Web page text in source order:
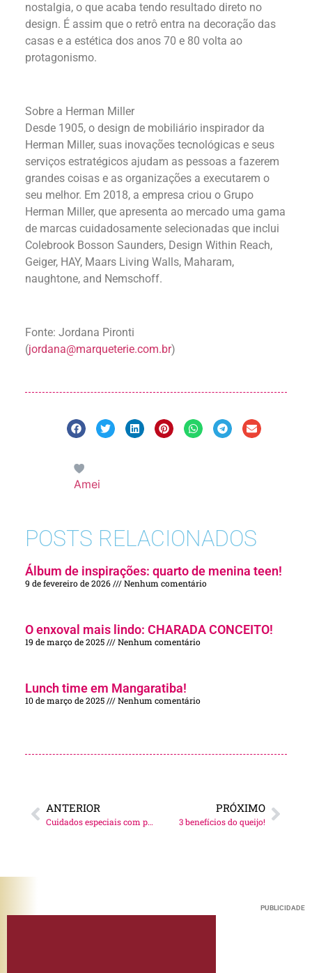
nostalgia, o que acaba tendo resultado direto no
design. É assim que o retrô entra na decoração das
casas e a estética dos anos 70 e 80 volta ao
protagonismo.
Sobre a Herman Miller
Desde 1905, o design de mobiliário inspirador da
Herman Miller, suas inovações tecnológicas e seus
serviços estratégicos ajudam as pessoas a fazerem
grandes coisas e as organizações a executarem o
seu melhor. Em 2018, a empresa criou o Grupo
Herman Miller, que apresenta ao mercado uma gama
de marcas cuidadosamente selecionadas que inclui
Colebrook Bosson Saunders, Design Within Reach,
Geiger, HAY, Maars Living Walls, Maharam,
naughtone, and Nemschoff.
Fonte: Jordana Pironti
(jordana@marqueterie.com.br)
Amei
POSTS RELACIONADOS
Álbum de inspirações: quarto de menina teen!
9 de fevereiro de 2026 Nenhum comentário
O enxoval mais lindo: CHARADA CONCEITO!
19 de março de 2025 Nenhum comentário
Lunch time em Mangaratiba!
10 de março de 2025 Nenhum comentário
ANTERIOR
Cuidados especiais com peles oleosas!
PRÓXIMO
3 benefícios do queijo!
PUBLICIDADE